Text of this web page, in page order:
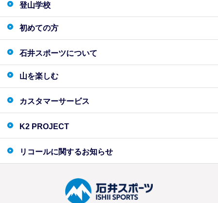
登山学校
初めての方
石井スポーツについて
山を楽しむ
カスタマーサービス
K2 PROJECT
リコールに関するお知らせ